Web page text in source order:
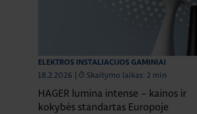
ELEKTROS INSTALIACIJOS GAMINIAI
18.2.2026 | Skaitymo laikas: 2 min
HAGER lumina intense – kainos ir
kokybės standartas Europoje